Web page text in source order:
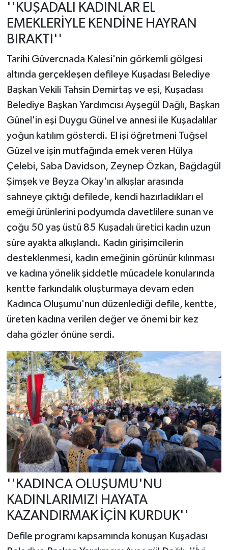
''KUŞADALI KADINLAR EL
EMEKLERİYLE KENDİNE HAYRAN
BIRAKTI''
Tarihi Güvercnada Kalesi'nin görkemli gölgesi
altında gerçekleşen defileye Kuşadası Belediye
Başkan Vekili Tahsin Demirtaş ve eşi, Kuşadası
Belediye Başkan Yardımcısı Ayşegül Dağlı, Başkan
Günel'in eşi Duygu Günel ve annesi ile Kuşadalılar
yoğun katılım gösterdi. El işi öğretmeni Tuğsel
Güzel ve işin mutfağında emek veren Hülya
Çelebi, Saba Davidson, Zeynep Özkan, Bağdagül
Şimşek ve Beyza Okay'ın alkışlar arasında
sahneye çıktığı defilede, kendi hazırladıkları el
emeği ürünlerini podyumda davetlilere sunan ve
çoğu 50 yaş üstü 85 Kuşadalı üretici kadın uzun
süre ayakta alkışlandı. Kadın girişimcilerin
desteklenmesi, kadın emeğinin görünür kılınması
ve kadına yönelik şiddetle mücadele konularında
kentte farkındalık oluşturmaya devam eden
Kadınca Oluşumu'nun düzenlediği defile, kentte,
üreten kadına verilen değer ve önemi bir kez
daha gözler önüne serdi.
''KADINCA OLUŞUMU'NU
KADINLARIMIZI HAYATA
KAZANDIRMAK İÇİN KURDUK''
Defile programı kapsamında konuşan Kuşadası